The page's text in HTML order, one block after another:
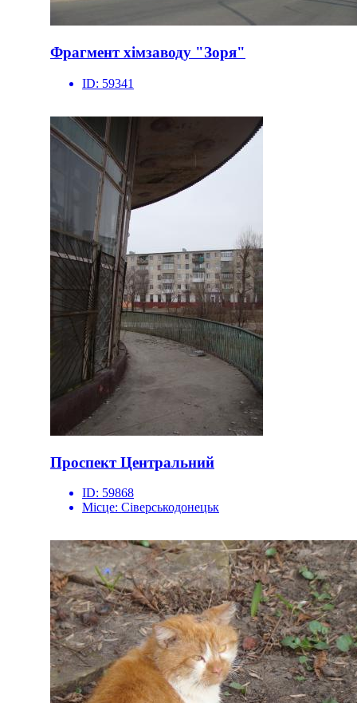
Фрагмент хімзаводу "Зоря"
ID: 59341
Проспект Центральний
ID: 59868
Місце: Сіверськодонецьк